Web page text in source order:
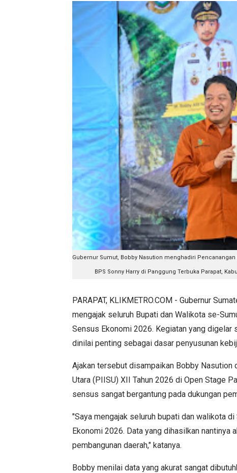
Gubernur Sumut, Bobby Nasution menghadiri
BPS Sonny Harry di Panggung Terbuka Parapat,
PARAPAT, KLIKMETRO.COM - Gubernur
mengajak seluruh Bupati dan Walikota se-
Sensus Ekonomi 2026. Kegiatan yang
dinilai penting sebagai dasar penyusunan
Ajakan tersebut disampaikan Bobby
Utara (PIISU) XII Tahun 2026 di Open Stage
sensus sangat bergantung pada dukungan
"Saya mengajak seluruh bupati dan walikota
Ekonomi 2026. Data yang dihasilkan nantinya
pembangunan daerah," katanya.
Bobby menilai data yang akurat sangat